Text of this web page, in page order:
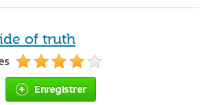
of truth
Enregistrer